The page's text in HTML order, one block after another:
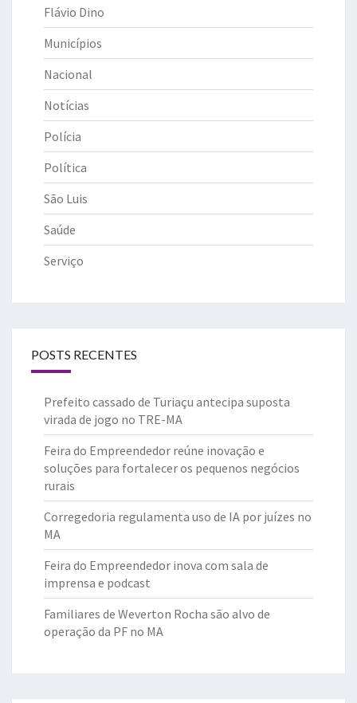
Flávio Dino
Municípios
Nacional
Notícias
Polícia
Política
São Luis
Saúde
Serviço
POSTS RECENTES
Prefeito cassado de Turiaçu antecipa suposta
virada de jogo no TRE-MA
Feira do Empreendedor reúne inovação e
soluções para fortalecer os pequenos negócios
rurais
Corregedoria regulamenta uso de IA por juízes no
MA
Feira do Empreendedor inova com sala de
imprensa e podcast
Familiares de Weverton Rocha são alvo de
operação da PF no MA